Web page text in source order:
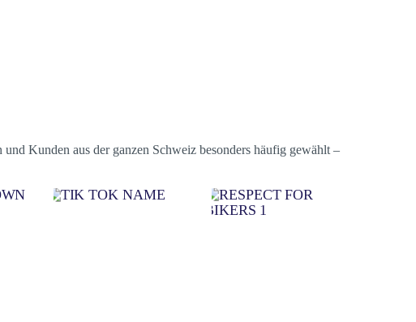
Kunden aus der ganzen Schweiz besonders häufig gewählt –